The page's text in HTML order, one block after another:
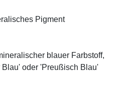
Pigment
blauer Farbstoff,
oder 'Preußisch Blau'